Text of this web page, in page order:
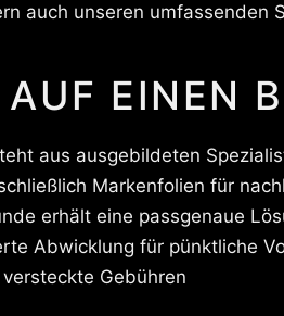
auch unseren
EINEN
aus ausgebildeten
Markenfolien für
erhält eine passgenaue
Abwicklung für pünktliche
Gebühren